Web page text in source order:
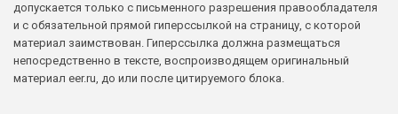
допускается только с письменного разрешения правообладателя
и с обязательной прямой гиперссылкой на страницу, с которой
материал заимствован. Гиперссылка должна размещаться
непосредственно в тексте, воспроизводящем оригинальный
материал eer.ru, до или после цитируемого блока.